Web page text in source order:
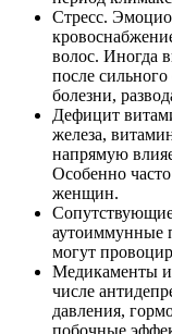
Стресс.
волос. Иногда
после
болезни,
Дефицит
железа,
напрямую
Особенно
женщин.
аутоиммунные
могут
Медикаменты и
числе
давления,
побочные